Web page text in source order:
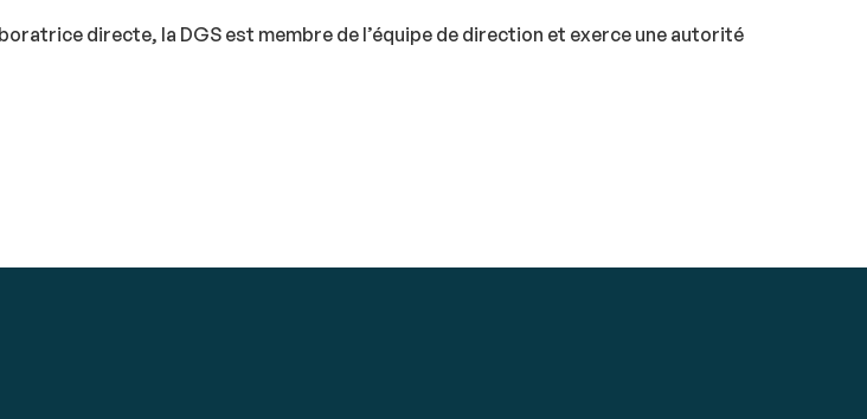
directe, la DGS est membre de l’équipe de direction et exerce une autorité